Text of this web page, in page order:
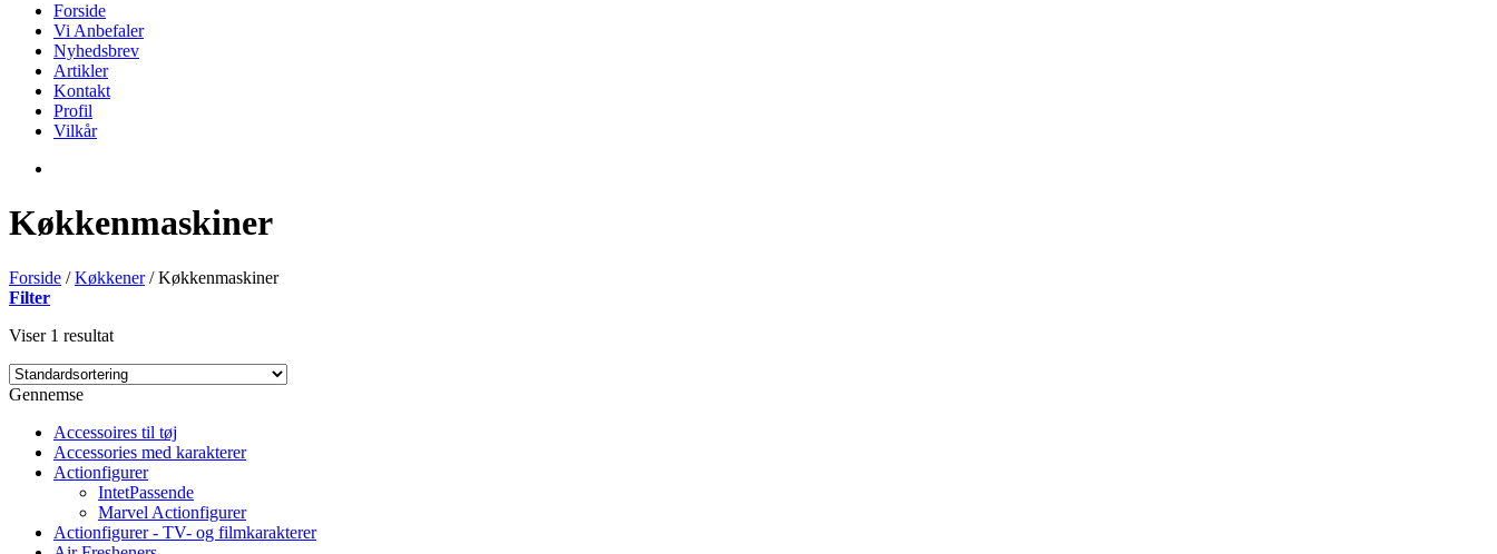
Forside
Vi Anbefaler
Nyhedsbrev
Artikler
Kontakt
Profil
Vilkår
Køkkenmaskiner
Forside / Køkkener /Køkkenmaskiner
Filter
Viser 1 resultat
Gennemse
Accessoires til tøj
Accessories med karakterer
Actionfigurer
IntetPassende
Marvel Actionfigurer
Actionfigurer - TV- og filmkarakterer